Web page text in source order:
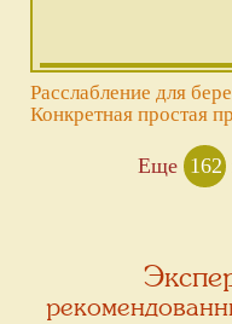
Расслабление для
Конкретная простая
Еще 162